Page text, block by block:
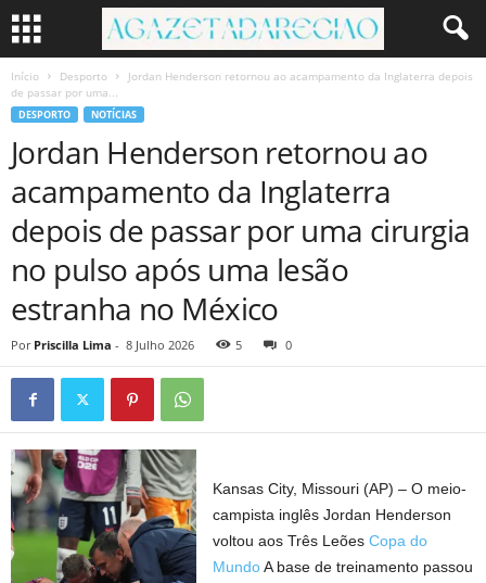
Início Desporto
Jordan Henderson retornou ao acampamento da Inglaterra depois
de passar por uma...
DESPORTO NOTÍCIAS
Jordan Henderson retornou ao
acampamento da Inglaterra
depois de passar por uma cirurgia
no pulso após uma lesão
estranha no México
Por Priscilla Lima - 8 Julho 2026 5 0
Kansas City, Missouri (AP) – O meio-
campista inglês Jordan Henderson
voltou aos Três LeõesCopa do
MundoA base de treinamento passou